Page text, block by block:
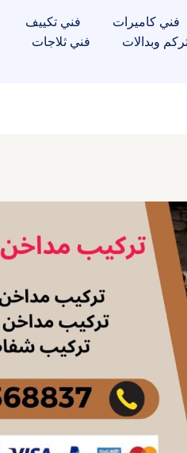
فني كاميرات فني تكييف
وبدالات فني ثلاجات